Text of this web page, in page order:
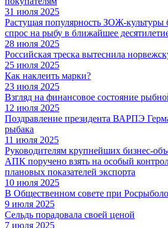
31 июля 2025
Растущая популярность ЗОЖ-культуры
спрос на рыбу в ближайшее
28 июля 2025
Российская треска вытеснила
25 июля 2025
Как наклеить марки?
23 июля 2025
Взгляд на финансовое состояние
12 июля 2025
Поздравление президента ВАРПЭ
рыбака
11 июля 2025
Руководителям крупнейших бизнес-
АПК поручено взять на особый
плановых показателей экспорта
10 июля 2025
В Общественном совете при
9 июля 2025
Сельдь порадовала своей ценой
7 июля 2025